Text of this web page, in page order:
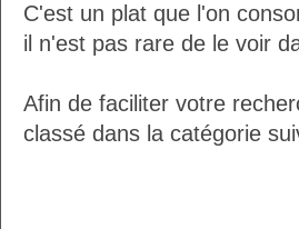
C'est un plat que l'on
il n'est pas rare de le voir
Afin de faciliter votre
classé dans la catégorie